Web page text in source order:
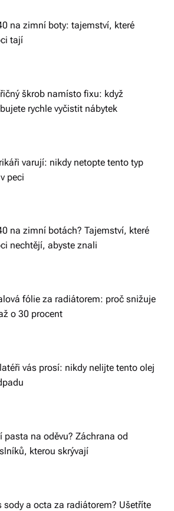
na zimní boty: tajemství, které
tají
škrob namísto fixu: když
rychle vyčistit nábytek
varují: nikdy netopte tento typ
peci
na zimní botách? Tajemství, které
nechtějí, abyste znali
fólie za radiátorem: proč snižuje
o 30 procent
vás prosí: nikdy nelijte tento olej
pasta na oděvu? Záchrana od
kterou skrývají
sody a octa za radiátorem? Ušetříte